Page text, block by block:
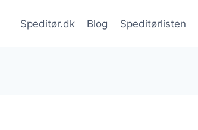
Speditør.dk Blog Speditørlisten